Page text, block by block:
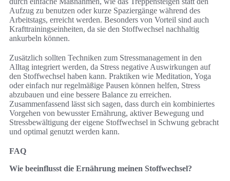
Aufzug zu benutzen oder kurze Spaziergänge während des
Arbeitstags, erreicht werden. Besonders von Vorteil sind auch
Krafttrainingseinheiten, da sie den Stoffwechsel nachhaltig
ankurbeln können.
Zusätzlich sollten Techniken zum Stressmanagement in den
Alltag integriert werden, da Stress negative Auswirkungen auf
den Stoffwechsel haben kann. Praktiken wie Meditation, Yoga
oder einfach nur regelmäßige Pausen können helfen, Stress
abzubauen und eine bessere Balance zu erreichen.
Zusammenfassend lässt sich sagen, dass durch ein kombiniertes
Vorgehen von bewusster Ernährung, aktiver Bewegung und
Stressbewältigung der eigene Stoffwechsel in Schwung gebracht
und optimal genutzt werden kann.
FAQ
Wie beeinflusst die Ernährung meinen Stoffwechsel?